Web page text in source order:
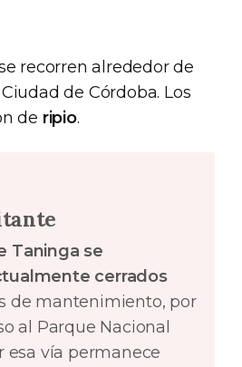
recorren alrededor de
de Córdoba. Los
de ripio.
Taninga se
cerrados
de mantenimiento, por
al Parque Nacional
esa vía permanece